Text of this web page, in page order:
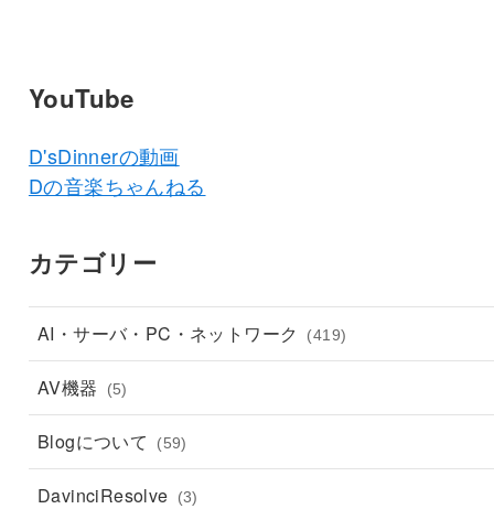
YouTube
D'sDinnerの動画
Dの音楽ちゃんねる
カテゴリー
AI・サーバ・PC・ネットワーク (419)
AV機器 (5)
Blogについて (59)
DavinciResolve (3)